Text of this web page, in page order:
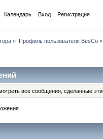
Календарь Вход Регистрация
» Профиль пользователя BesCo»
все сообщения, сделанные